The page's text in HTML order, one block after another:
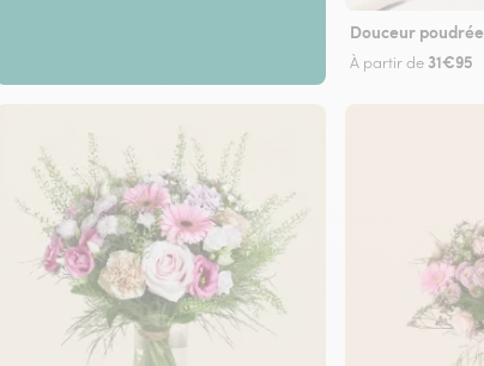
Douceur poudrée
À partir de 31€95